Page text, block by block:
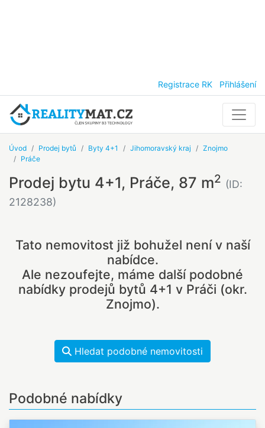
Registrace RK Přihlášení
Úvod Prodej bytů Byty 4+1 Jihomoravský kraj
Znojmo
Práče
Prodej bytu 4+1, Práče, 87 m2 (ID:
2128238)
Tato nemovitost již bohužel není v naší
nabídce.
Ale nezoufejte, máme další podobné
nabídky prodejů bytů 4+1 v Práči (okr.
Znojmo).
Hledat podobné nemovitosti
Podobné nabídky